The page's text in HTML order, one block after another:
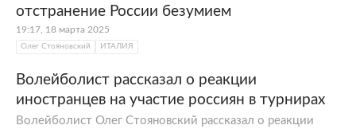
отстранение России безумием
19:17, 18 марта 2025
Олег Стояновский ИТАЛИЯ
Волейболист рассказал о реакции
иностранцев на участие россиян в турнирах
Волейболист Олег Стояновский рассказал о реакции